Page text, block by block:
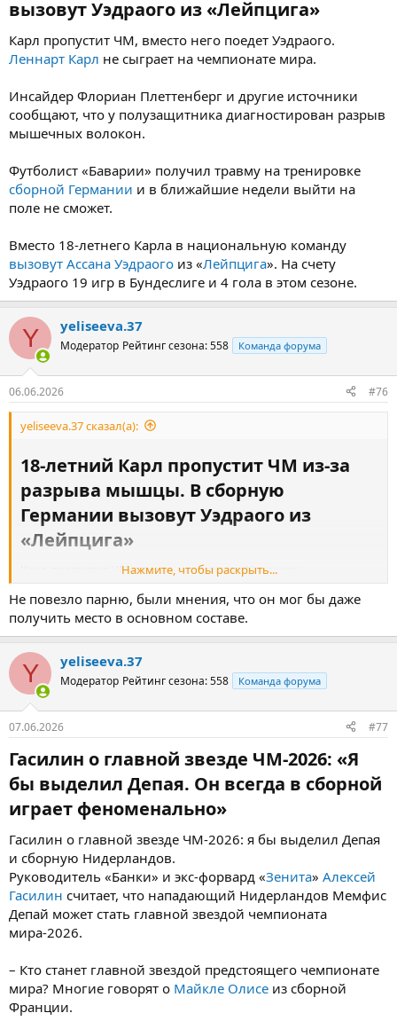
вызовут Уэдраого из «Лейпцига»​
Карл пропустит ЧМ, вместо него поедет Уэдраого.
Леннарт Карл не сыграет на чемпионате мира.
Инсайдер Флориан Плеттенберг и другие источники
сообщают, что у полузащитника диагностирован разрыв
мышечных волокон.
Футболист «Баварии» получил травму на тренировке
сборной Германии и в ближайшие недели выйти на
поле не сможет.
Вместо 18-летнего Карла в национальную команду
вызовут Ассана Уэдраого из «Лейпцига». На счету
Уэдраого 19 игр в Бундеслиге и 4 гола в этом сезоне.
Y yeliseeva.37
Модератор Рейтинг сезона: 558 Команда форума
06.06.2026 #76
yeliseeva.37 сказал(а):
18-летний Карл пропустит ЧМ из-за
разрыва мышцы. В сборную
Германии вызовут Уэдраого из
«Лейпцига»​
Карл пропустит ЧМ, вместо него поедет Уэдраого.
Леннарт Карлне сыграет на чемпионате мира.
Инсайдер Флориан Плеттенберг и другие источники
сообщают, что у полузащитника диагностирован разрыв
мышечных волокон.
Футболист «Баварии» получил травму на тренировке
Германии
Вместо 18-летнего Карла в национальную команду
вызовут
Бундеслиге и 4 гола в этом сезоне.
Нажмите, чтобы раскрыть...
Не повезло парню, были мнения, что он мог бы даже
получить место в основном составе.
Y yeliseeva.37
Модератор Рейтинг сезона: 558 Команда форума
07.06.2026 #77
Гасилин о главной звезде ЧМ-2026: «Я
бы выделил Депая. Он всегда в сборной
играет феноменально»​
Гасилин о главной звезде ЧМ-2026: я бы выделил Депая
и сборную Нидерландов.
Руководитель «Банки» и экс-форвард «Зенита» Алексей
Гасилин считает, что нападающий Нидерландов Мемфис
Депай может стать главной звездой чемпионата
мира-2026.
– Кто станет главной звездой предстоящего чемпионате
мира? Многие говорят о Майкле Олисе из сборной
Франции.